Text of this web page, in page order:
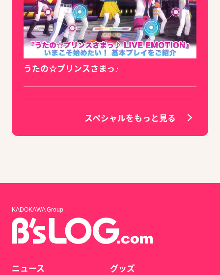
うたの☆プリンスさまっ♪
スペシャルをもっと見る
KADOKAWA Group
ニュース
グッズ